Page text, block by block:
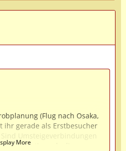
(Flug nach Osaka,
ihr gerade als Erstbesucher
Umsteigeverbindungen
günstiger als die
More